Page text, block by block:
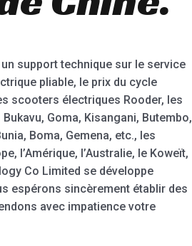
support technique sur le service
pliable, le prix du cycle
scooters électriques Rooder, les
Goma, Kisangani, Butembo,
Boma, Gemena, etc., les
l’Amérique, l’Australie, le Koweït,
Co Limited se développe
espérons sincèrement établir des
avec impatience votre